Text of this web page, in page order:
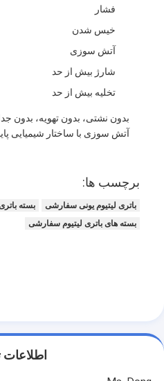
فشار
خیس شدن
آتش سوزی
شارژ بیش از حد
تخلیه بیش از حد
بدون نشتی، بدون تهویه، بدون
آتش سوزی با ساختار شیمیایی
برچسب ها:
باتری لیتیوم یونی سفارشی
بسته
بسته های باتری لیتیوم سفارشی